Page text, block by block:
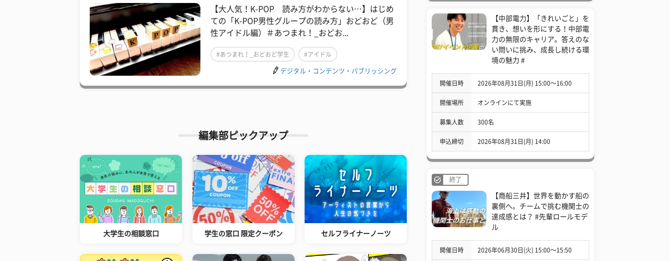
【大人気！K-POP 読み方がわからない…】はじめ
ての「K-POP男性グループの読み方」おどおど（男
性アイドル編）＃あつまれ！_おどお...
#あつまれ！_おどおど学生 #アイドル
デジタル・コンテンツ・パブリッシング
編集部ピックアップ
大学生の相談窓口 学生の窓口 限定クーポン セルフライナーノーツ
【中部電力】「きれいごと」を
貫き、想いを形にする！中部電
力の無限のキャリア。答えのな
い問いに挑み、成長し続ける環
境の魅力 #
開催日時 2026年08月31日(月) 15:00〜16:00
開催場所 オンラインにて実施
募集人数 300名
申込締切 2026年08月31日(月) 14:00
終了
【商船三井】世界を動かす船の
裏側へ。チームで挑む機関士の
達成感とは？ #先輩ロールモデ
ル
開催日時 2026年06月30日(火) 15:00〜15:50